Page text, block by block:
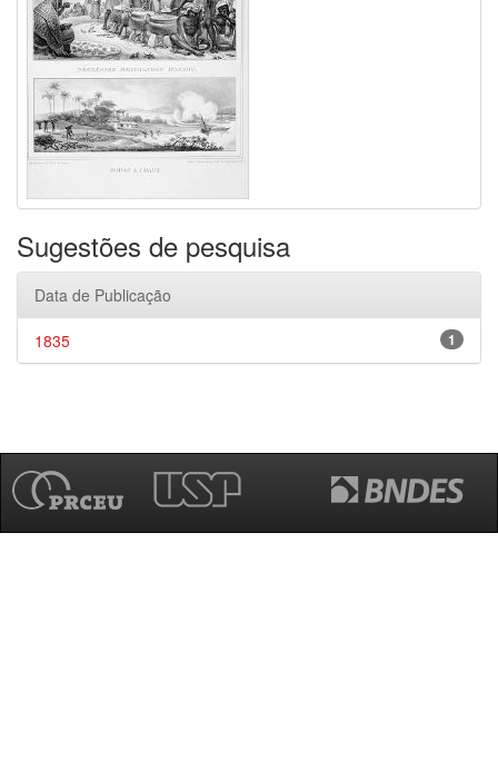
Sugestões de pesquisa
Data de Publicação
1
1835